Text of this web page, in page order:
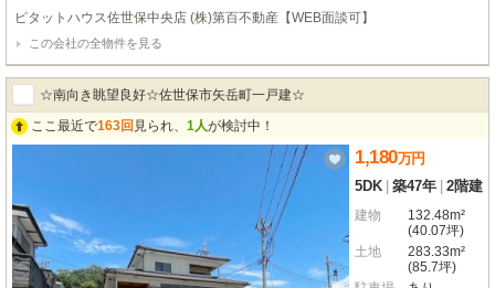
セカンドホームにもお勧め。たっぷりの陽光が差し込む「日当り良好」な空間
で、明るい毎日が期待できます。駐車場4台以上可能、お車を複数お持ちの方
や来客時も安心です。自然豊かな環境で、のんびりとした「田舎暮らし」を始
めてみたい方にもおすすめです。
ピタットハウス佐世保中央店 (株)第百不動産【WEB面談可】
この会社の全物件を見る
☆南向き眺望良好☆佐世保市矢岳町一戸建☆
ここ最近で163回 見られ、 1人が検討中！
1,180万円
5DK 築47年 2階建
建物
132.48m²
(40.07坪)
土地
283.33m²
(85.7坪)